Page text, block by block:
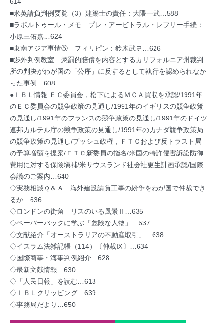
■米英請負判例要覧（3）建築士の責任：大隈一武…588
■ラポルトゥール・メモ プレ・アービトラル・レフリー手続：
小原三佑嘉…624
■東南アジア事情⑤ フィリピン：鈴木武史…626
■渉外判例教室 懲罰的賠償を内容とするカリフォルニア州裁判
所の判決がわが国の「公序」に反するとして執行を認められなか
った事例…608
●ＩＢＬ情報 ＥＣ委員会，松下によるＭＣＡ買収を承認/1991年
のＥＣ委員会の競争政策の見通し/1991年のイギリスの競争政策
の見通し/1991年のフランスの競争政策の見通し/1991年のドイツ
連邦カルテル庁の競争政策の見通し/1991年のカナダ競争政策局
の競争政策の見通し/ブッシュ政権，ＦＴＣおよび反トラスト局
の予算増額を提案/ＦＴＣ新委員の指名/米国の特許侵害訴訟防御
費用に対する保険塡補/米サウスランド社会社更生計画承認/国際
会議のご案内…640
◇実務相談Ｑ＆Ａ 海外建設請負工事の紛争をわが国で仲裁でき
るか…636
◇ロンドンの街角 リスのいる風景Ⅱ…635
◇ペーパーバックに学ぶ「危険な人物」…637
◇文献紹介「オーストラリアの不動産取引」…638
◇イスラム法雑記帳（114）〔仲裁Ⅸ〕…634
◇国際商事・海事判例紹介…628
◇最新文献情報…630
◇「人民日報」を読む…613
◇ＩＢＬクリッピング…639
◇事務局だより…650